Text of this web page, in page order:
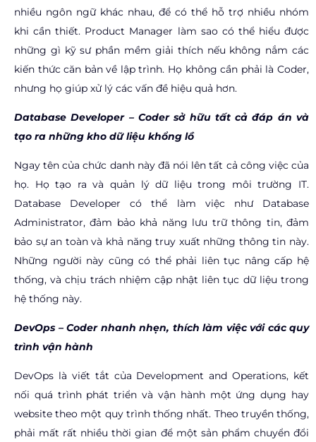
nhiều ngôn ngữ khác nhau, để có thể hỗ trợ nhiều nhóm
khi cần thiết. Product Manager làm sao có thể hiểu được
những gì kỹ sư phần mềm giải thích nếu không nắm các
kiến thức căn bản về lập trình. Họ không cần phải là Coder,
nhưng họ giúp xử lý các vấn đề hiệu quả hơn.
Database Developer – Coder sở hữu tất cả đáp án và
tạo ra những kho dữ liệu khổng lồ
Ngay tên của chức danh này đã nói lên tất cả công việc của
họ. Họ tạo ra và quản lý dữ liệu trong môi trường IT.
Database Developer có thể làm việc như Database
Administrator, đảm bảo khả năng lưu trữ thông tin, đảm
bảo sự an toàn và khả năng truy xuất những thông tin này.
Những người này cũng có thể phải liên tục nâng cấp hệ
thống, và chịu trách nhiệm cập nhật liên tục dữ liệu trong
hệ thống này.
DevOps – Coder nhanh nhẹn, thích làm việc với các quy
trình vận hành
DevOps là viết tắt của Development and Operations, kết
nối quá trình phát triển và vận hành một ứng dụng hay
website theo một quy trình thống nhất. Theo truyền thống,
phải mất rất nhiều thời gian để một sản phẩm chuyển đổi